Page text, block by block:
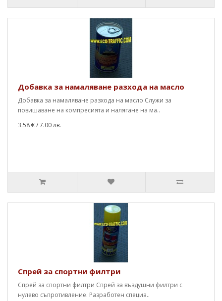
Добавка за намаляване разхода на масло
Добавка за намаляване разхода на масло Служи за
повишаване на компресията и налягане на ма..
3.58 €/ 7.00 лв.
Спрей за спортни филтри
Спрей за спортни филтри Спрей за въздушни филтри с
нулево съпротивление. Разработен специа..